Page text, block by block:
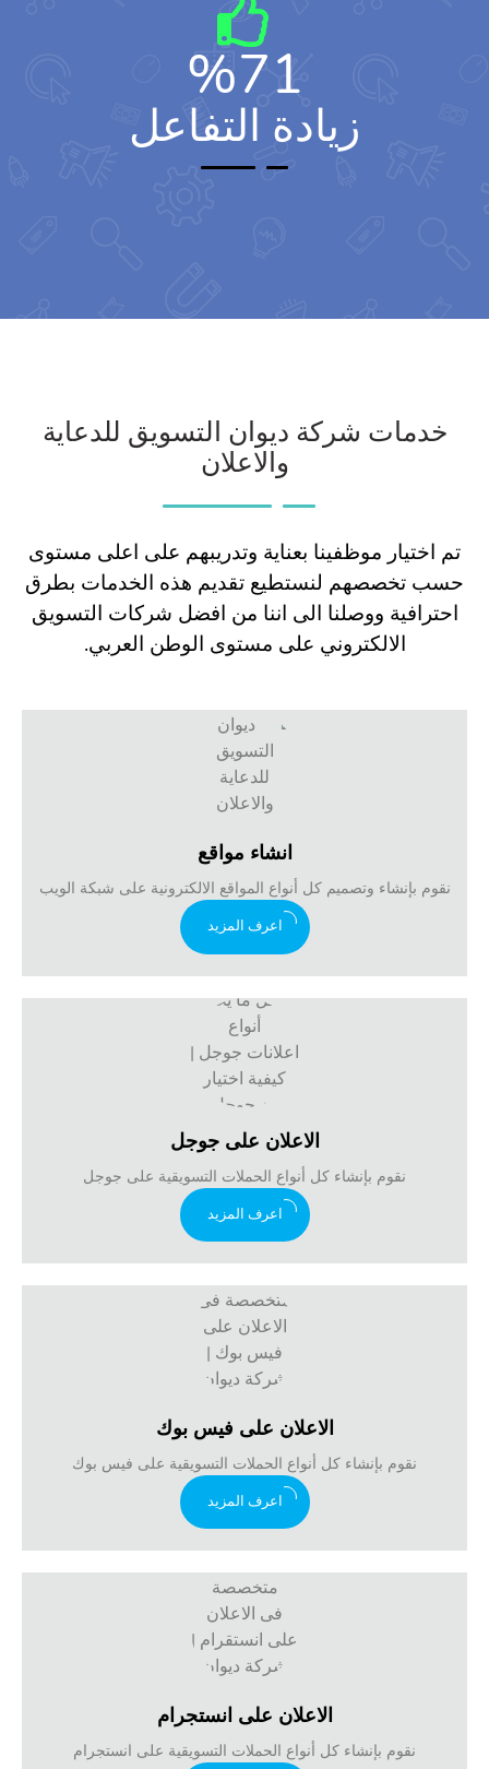
71
%
زيادة التفاعل
خدمات شركة ديوان التسويق للدعاية
والاعلان
تم اختيار موظفينا بعناية وتدريبهم على اعلى مستوى
حسب تخصصهم لنستطيع تقديم هذه الخدمات بطرق
احترافية ووصلنا الى اننا من افضل شركات التسويق
الالكتروني على مستوى الوطن العربي.
انشاء مواقع
نقوم بإنشاء وتصميم كل أنواع المواقع الالكترونية على شبكة الويب
اعرف المزيد
الاعلان على جوجل
نقوم بإنشاء كل أنواع الحملات التسويقية على جوجل
اعرف المزيد
الاعلان على فيس بوك
نقوم بإنشاء كل أنواع الحملات التسويقية على فيس بوك
اعرف المزيد
الاعلان على انستجرام
نقوم بإنشاء كل أنواع الحملات التسويقية على انستجرام